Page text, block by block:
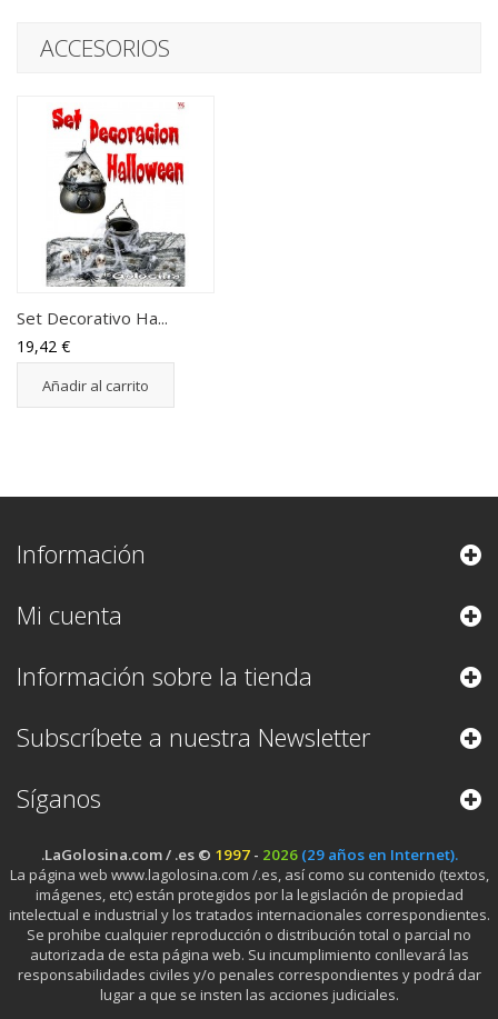
ACCESORIOS
Set Decorativo Ha...
19,42 €
Añadir al carrito
Información
Mi cuenta
Información sobre la tienda
Subscríbete a nuestra Newsletter
Síganos
.LaGolosina.com / .es © 1997- 2026 (29 años en Internet).
La página web www.lagolosina.com /.es, así como su contenido (textos,
imágenes, etc) están protegidos por la legislación de propiedad
intelectual e industrial y los tratados internacionales correspondientes.
Se prohibe cualquier reproducción o distribución total o parcial no
autorizada de esta página web. Su incumplimiento conllevará las
responsabilidades civiles y/o penales correspondientes y podrá dar
lugar a que se insten las acciones judiciales.